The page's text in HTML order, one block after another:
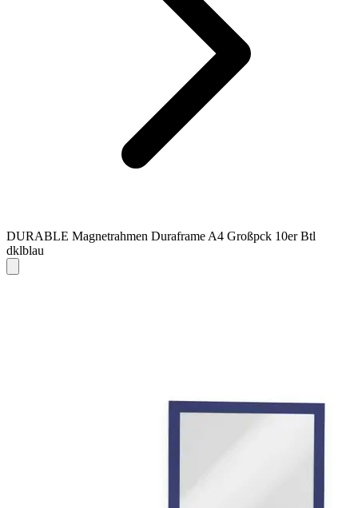
DURABLE Magnetrahmen Duraframe A4 Großpck 10er Btl
dklblau